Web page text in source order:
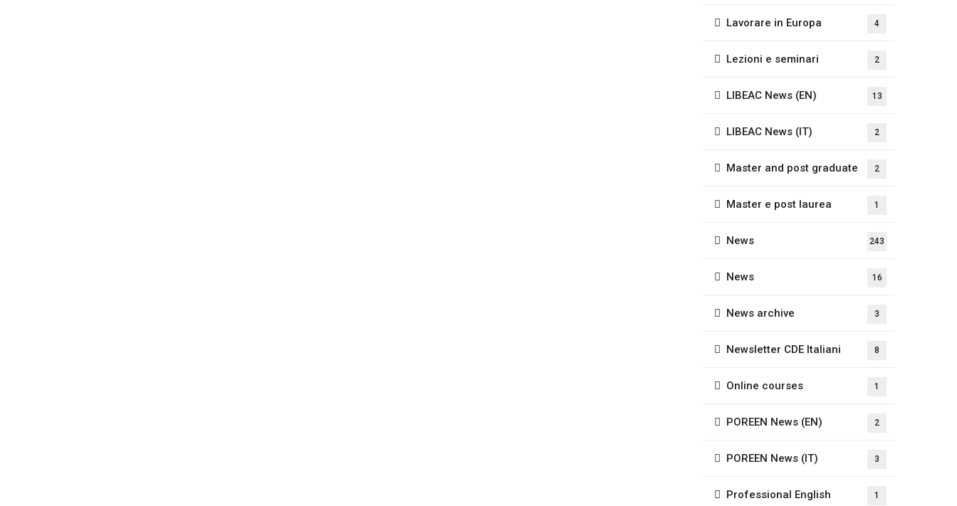
Lavorare in Europa 4
Lezioni e seminari 2
LIBEAC News (EN) 13
LIBEAC News (IT) 2
Master and post graduate 2
Master e post laurea 1
News 243
News 16
News archive 3
Newsletter CDE Italiani 8
Online courses 1
POREEN News (EN) 2
POREEN News (IT) 3
Professional English 1